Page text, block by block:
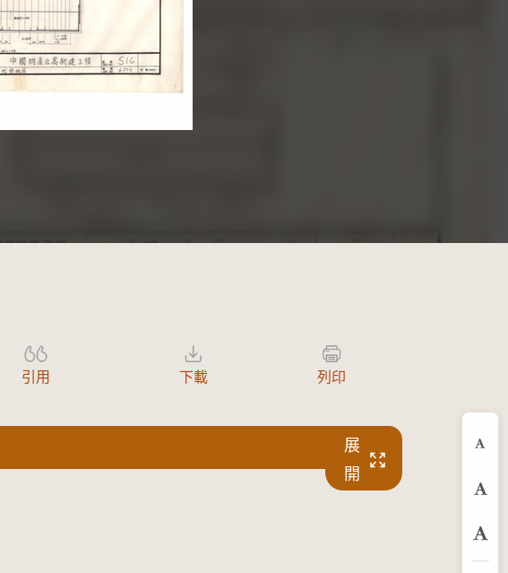
引用 下載 列印
展
開
放